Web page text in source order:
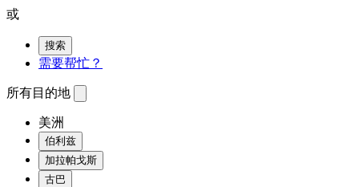
或
搜索
需要帮忙？
所有目的地
美洲
伯利兹
加拉帕戈斯
古巴